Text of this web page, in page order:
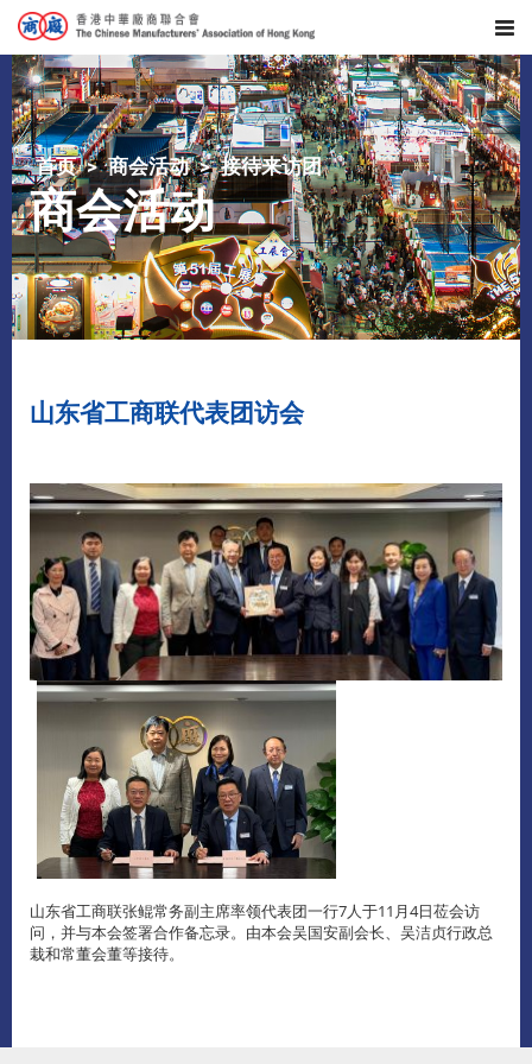
首页 商会活动 接待来访团
商会活动
山东省工商联代表团访会
山东省工商联张鲲常务副主席率领代表团一行7人于11月4日莅会访
问，并与本会签署合作备忘录。由本会吴国安副会长、吴洁贞行政总
栽和常董会董等接待。